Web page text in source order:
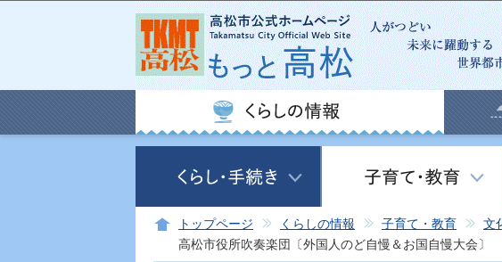
トップページ くらしの情報 子育て・教育 文
高松市役所吹奏楽団〔外国人のど自慢＆お国自慢大会〕